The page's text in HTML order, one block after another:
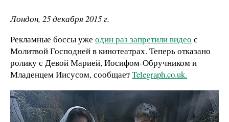
Лондон, 25 декабря 2015 г.
Рекламные боссы уже один раз запретили видео с
Молитвой Господней в кинотеатрах. Теперь отказано
ролику с Девой Марией, Иосифом-Обручником и
Младенцем Иисусом, сообщаетTelegraph.co.uk.